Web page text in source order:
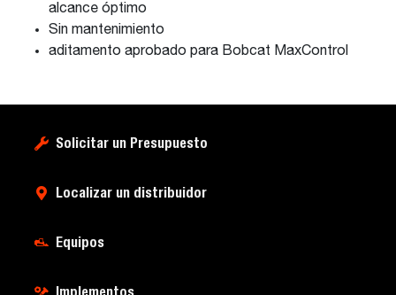
alcance óptimo
Sin mantenimiento
aditamento aprobado para Bobcat MaxControl
Solicitar un Presupuesto
Localizar un distribuidor
Equipos